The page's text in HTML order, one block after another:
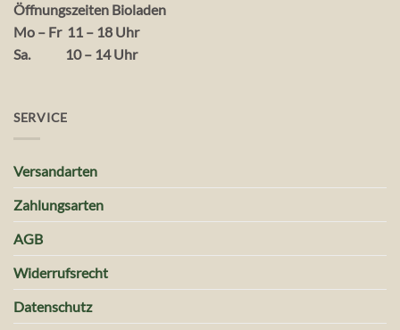
Öffnungszeiten Bioladen
Mo – Fr 11 – 18 Uhr
Sa. 10 – 14 Uhr
SERVICE
Versandarten
Zahlungsarten
AGB
Widerrufsrecht
Datenschutz